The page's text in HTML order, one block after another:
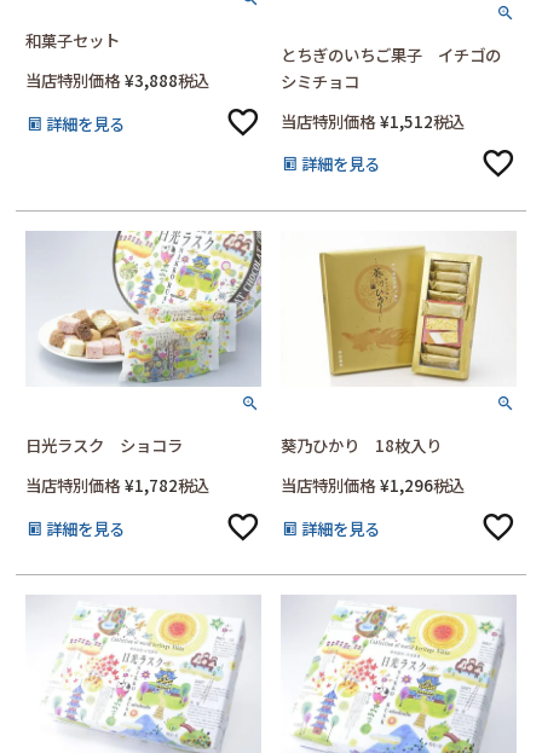
和菓子セット
当店特別価格 ¥3,888税込
詳細を見る
とちぎのいちご果子 イチゴの
シミチョコ
当店特別価格 ¥1,512税込
詳細を見る
日光ラスク ショコラ
当店特別価格 ¥1,782税込
詳細を見る
葵乃ひかり 18枚入り
当店特別価格 ¥1,296税込
詳細を見る